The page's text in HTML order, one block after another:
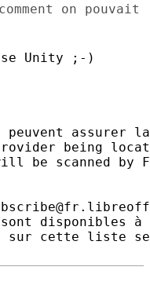
on pouvait
Unity ;-)
assurer
being
be scanned by
disponibles à
sur cette liste